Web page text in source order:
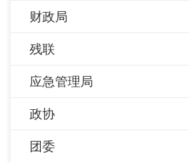
财政局
残联
应急管理局
政协
团委